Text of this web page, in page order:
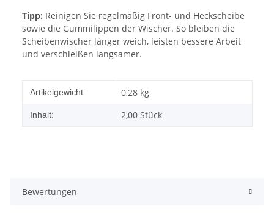
Tipp: Reinigen Sie regelmäßig Front- und Heckscheibe
sowie die Gummilippen der Wischer. So bleiben die
Scheibenwischer länger weich, leisten bessere Arbeit
und verschleißen langsamer.
Produkteigenschaft
Wert
Artikelgewicht: 0,28 kg
Inhalt: 2,00 Stück
Bewertungen